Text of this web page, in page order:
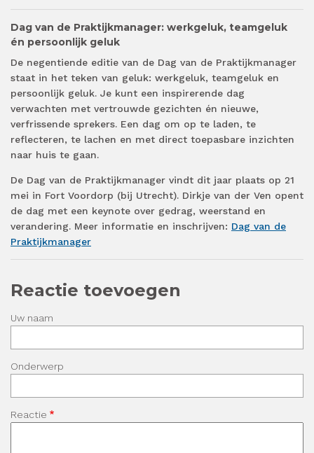
Dag van de Praktijkmanager: werkgeluk, teamgeluk
én persoonlijk geluk
De negentiende editie van de Dag van de Praktijkmanager
staat in het teken van geluk: werkgeluk, teamgeluk en
persoonlijk geluk. Je kunt een inspirerende dag
verwachten met vertrouwde gezichten én nieuwe,
verfrissende sprekers. Een dag om op te laden, te
reflecteren, te lachen en met direct toepasbare inzichten
naar huis te gaan.
De Dag van de Praktijkmanager vindt dit jaar plaats op 21
mei in Fort Voordorp (bij Utrecht). Dirkje van der Ven opent
de dag met een keynote over gedrag, weerstand en
verandering. Meer informatie en inschrijven: Dag van de
Praktijkmanager
Reactie toevoegen
Uw naam
Onderwerp
Reactie